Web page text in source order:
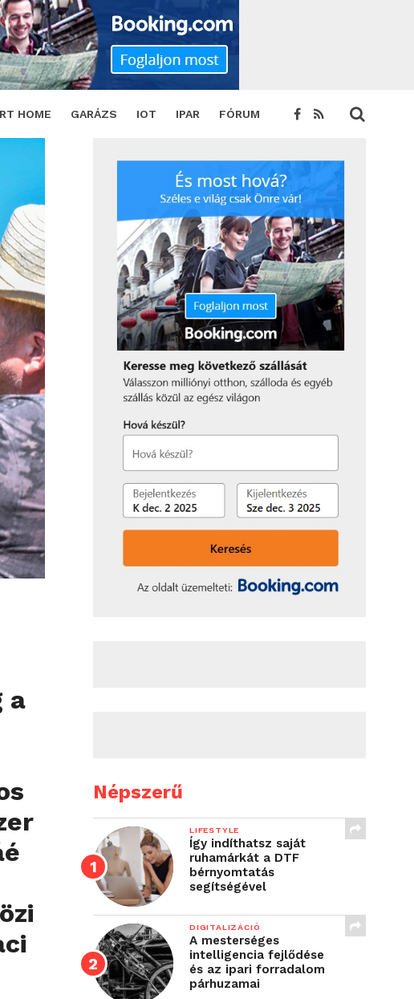
HOME GARÁZS IOT IPAR FÓRUM
a
Népszerű
LIFESTYLE
Így indíthatsz saját
ruhamárkát a DTF
bérnyomtatás
segítségével
DIGITALIZÁCIÓ
A mesterséges
intelligencia fejlődése
és az ipari forradalom
párhuzamai